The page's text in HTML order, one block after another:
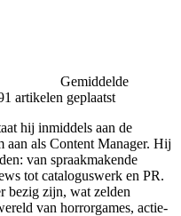
Gemiddelde
artikelen geplaatst
hij inmiddels aan de
aan als Content Manager. Hij
van spraakmakende
tot cataloguswerk en PR.
bezig zijn, wat zelden
van horrorgames, actie-